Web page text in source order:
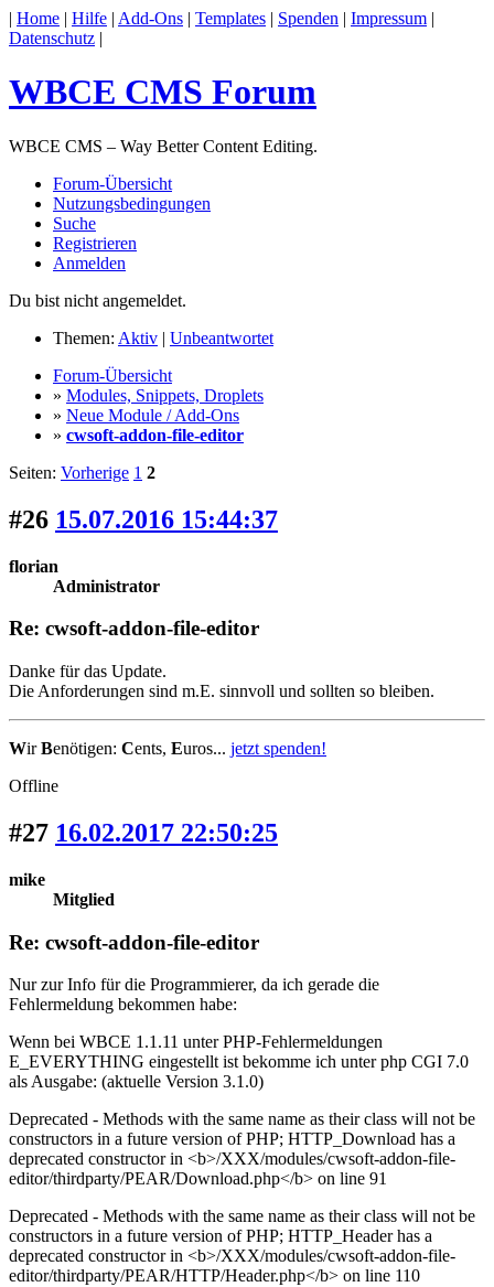
| Home | Hilfe | Add-Ons | Templates | Spenden | Impressum |
Datenschutz |
WBCE CMS Forum
WBCE CMS – Way Better Content Editing.
Forum-Übersicht
Nutzungsbedingungen
Suche
Registrieren
Anmelden
Du bist nicht angemeldet.
Themen: Aktiv | Unbeantwortet
Forum-Übersicht
» Modules, Snippets, Droplets
» Neue Module / Add-Ons
» cwsoft-addon-file-editor
Seiten: Vorherige 1 2
#26 15.07.2016 15:44:37
florian
Administrator
Re: cwsoft-addon-file-editor
Danke für das Update.
Die Anforderungen sind m.E. sinnvoll und sollten so bleiben.
WirBenötigen: Cents, Euros... jetzt spenden!
Offline
#27 16.02.2017 22:50:25
mike
Mitglied
Re: cwsoft-addon-file-editor
Nur zur Info für die Programmierer, da ich gerade die
Fehlermeldung bekommen habe:
Wenn bei WBCE 1.1.11 unter PHP-Fehlermeldungen
E_EVERYTHING eingestellt ist bekomme ich unter php CGI 7.0
als Ausgabe: (aktuelle Version 3.1.0)
Deprecated - Methods with the same name as their class will not be
constructors in a future version of PHP; HTTP_Download has a
deprecated constructor in <b>/XXX/modules/cwsoft-addon-file-
editor/thirdparty/PEAR/Download.php</b> on line 91
Deprecated - Methods with the same name as their class will not be
constructors in a future version of PHP; HTTP_Header has a
deprecated constructor in <b>/XXX/modules/cwsoft-addon-file-
editor/thirdparty/PEAR/HTTP/Header.php</b> on line 110